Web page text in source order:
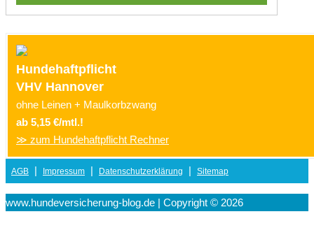
Hundehaftpflicht
VHV Hannover
ohne Leinen + Maulkorbzwang
ab 5,15 €/mtl.!
≫ zum Hundehaftpflicht Rechner
AGB | Impressum | Datenschutzerklärung | Sitemap
www.hundeversicherung-blog.de | Copyright © 2026